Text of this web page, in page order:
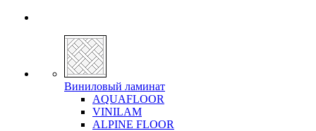
Виниловый ламинат
AQUAFLOOR
VINILAM
ALPINE FLOOR